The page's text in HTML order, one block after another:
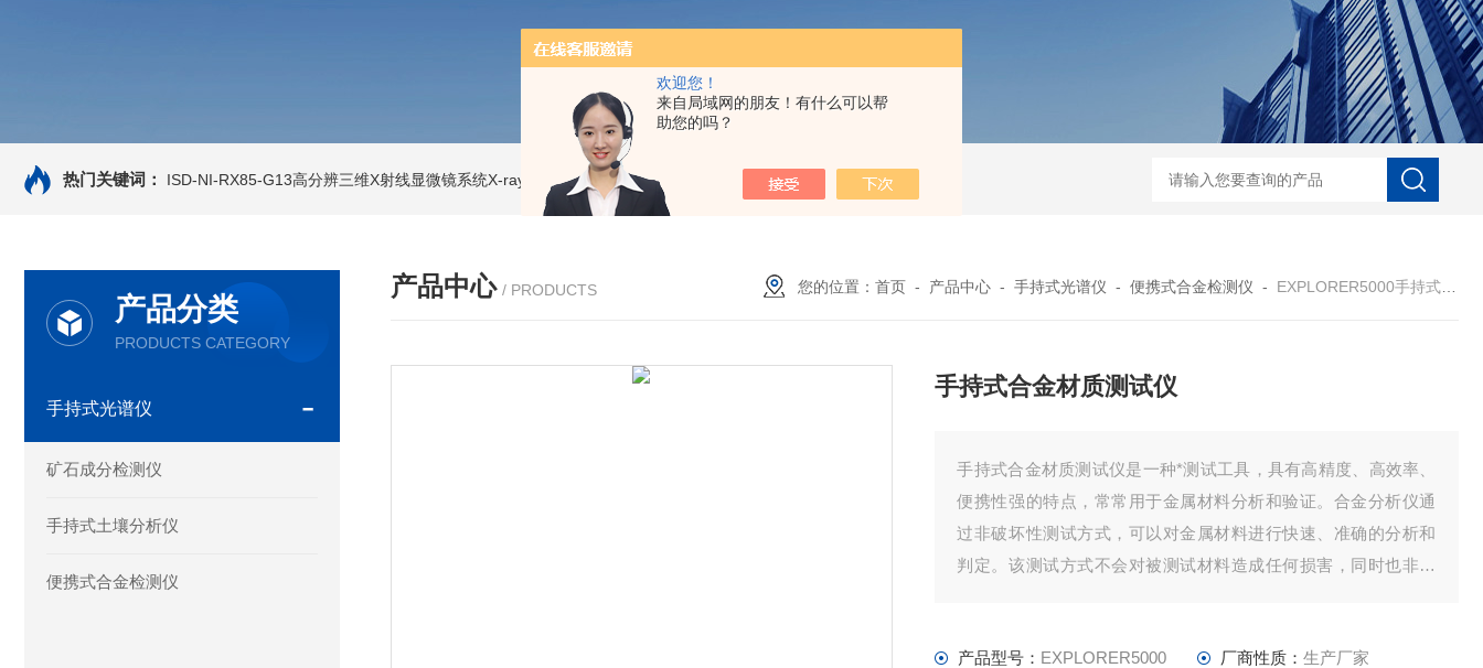
欢迎您！
来自局域网的朋友！有什么可以帮
助您的吗？
热门关键词： ISD-NI-RX85-G13高分辨三维X射线显微镜系统X-ray CT ISD-NI-RX85-G13CT扫描仪 X射线源 微焦CT无损检测仪器 ISD-NI-RX85-G13工业用3D显微X射线CT扫描设备 EDX1800BRohs指令环
产品分类
PRODUCTS CATEGORY
手持式光谱仪
矿石成分检测仪
手持式土壤分析仪
便携式合金检测仪
产品中心 / PRODUCTS 您的位置：首页 - 产品中心 -手持式光谱仪 -便携式合金检测仪 - EXPLORER5000手持式合金材质测试仪
手持式合金材质测试仪
手持式合金材质测试仪是一种*测试工具，具有高精度、高效率、
便携性强的特点，常常用于金属材料分析和验证。合金分析仪通
过非破坏性测试方式，可以对金属材料进行快速、准确的分析和
判定。该测试方式不会对被测试材料造成任何损害，同时也非常
产品型号： EXPLORER5000 厂商性质： 生产厂家